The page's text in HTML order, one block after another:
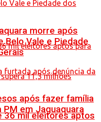
36 mil eleitores aptos
morre após
Belo Vale e Piedade
após fazer família
em Jaguaquara